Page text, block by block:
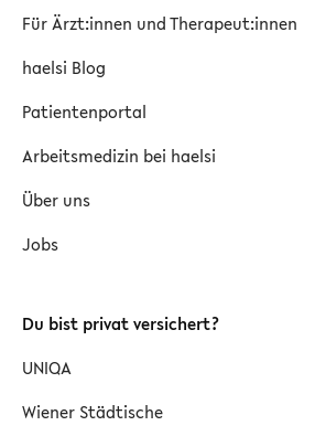
Für Ärzt:innen und Therapeut:innen
haelsi Blog
Patientenportal
Arbeitsmedizin bei haelsi
Über uns
Jobs
Du bist privat versichert?
UNIQA
Wiener Städtische